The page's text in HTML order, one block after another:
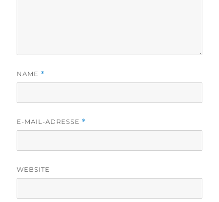
NAME *
E-MAIL-ADRESSE *
WEBSITE